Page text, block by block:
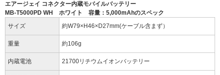
エアージェイ コネクター内蔵モバイルバッテリー
MB-T5000PD WH ホワイト 容量：5,000mAhのスペック
サイズ
約W79×H46×D27mm(ケーブル含まず）
重量 約106g
内蔵電池 21700リチウムイオンバッテリー